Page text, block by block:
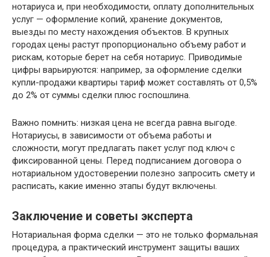
нотариуса и, при необходимости, оплату дополнительных
услуг — оформление копий, хранение документов,
выезды по месту нахождения объектов. В крупных
городах цены растут пропорционально объему работ и
рискам, которые берет на себя нотариус. Приводимые
цифры варьируются: например, за оформление сделки
купли-продажи квартиры тариф может составлять от 0,5%
до 2% от суммы сделки плюс госпошлина.
Важно помнить: низкая цена не всегда равна выгоде.
Нотариусы, в зависимости от объема работы и
сложности, могут предлагать пакет услуг под ключ с
фиксированной цены. Перед подписанием договора о
нотариальном удостоверении полезно запросить смету и
расписать, какие именно этапы будут включены.
Заключение и советы эксперта
Нотариальная форма сделки — это не только формальная
процедура, а практический инструмент защиты ваших